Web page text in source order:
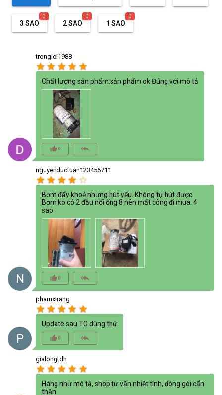
3 SAO
0
2 SAO
0
1 SAO
0
trongloi1988
star star star star star
Chất lượng sản phẩm:sản phẩm ok Đúng với mô tả
thumb_up_alt0 reply_all
N
nguyenductuan123456711
star star star star star_border
Bơm đẩy khoẻ nhưng hút yếu. Không tự hút được.
Bơm ko có 2 đầu nối ống 8 nên mất công đi mua. 4
sao.
thumb_up_alt0 reply_all
P
phamxtrang
star star star star star
Update sau TG dùng thử
thumb_up_alt0 reply_all
gialongtdh
star star star star star
Hàng như mô tả, shop tư vấn nhiệt tình, đóng gói cẩn
thận